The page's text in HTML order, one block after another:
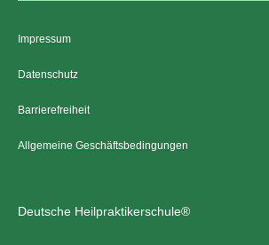
Impressum
Datenschutz
Barrierefreiheit
Allgemeine Geschäftsbedingungen
Deutsche Heilpraktikerschule®